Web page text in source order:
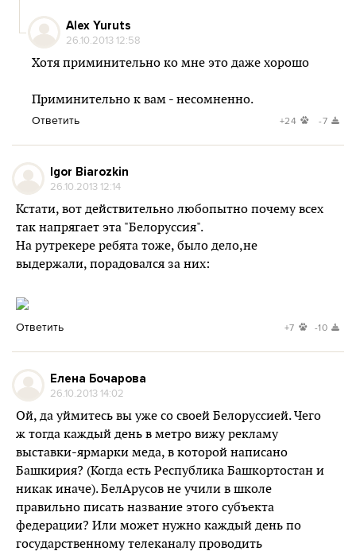
Alex Yuruts
26.10.2013 12:58
Хотя приминительно ко мне это даже хорошо
Приминительно к вам - несомненно.
Ответить +24 -7
Igor Biarozkin
26.10.2013 12:14
Кстати, вот действительно любопытно почему всех
так напрягает эта "Белоруссия".
На рутрекере ребята тоже, было дело,не
выдержали, порадовался за них:
Ответить +7 -10
Елена Бочарова
26.10.2013 14:02
Ой, да уймитесь вы уже со своей Белоруссией. Чего
ж тогда каждый день в метро вижу рекламу
выставки-ярмарки меда, в которой написано
Башкирия? (Когда есть Республика Башкортостан и
никак иначе). БелАрусов не учили в школе
правильно писать название этого субъекта
федерации? Или может нужно каждый день по
государственному телеканалу проводить